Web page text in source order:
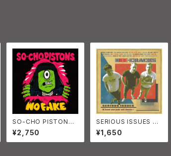
SO-CHO PISTONS
NO FAKE 初回限
定版ブックレット付き
¥2,750
SERIOUS ISSUES De
ecracks
¥1,650